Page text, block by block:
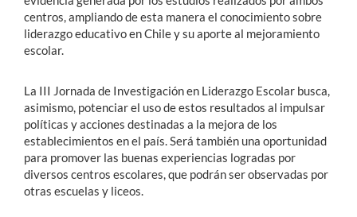
centros, ampliando de esta manera el conocimiento sobre
liderazgo educativo en Chile y su aporte al mejoramiento
escolar.
La III Jornada de Investigación en Liderazgo Escolar busca,
asimismo, potenciar el uso de estos resultados al impulsar
políticas y acciones destinadas a la mejora de los
establecimientos en el país. Será también una oportunidad
para promover las buenas experiencias logradas por
diversos centros escolares, que podrán ser observadas por
otras escuelas y liceos.